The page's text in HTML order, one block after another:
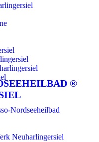
®
Nordseeheilbad
Neuharlingersiel